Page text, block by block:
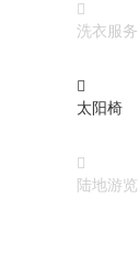

洗衣服务

太阳椅

陆地游览